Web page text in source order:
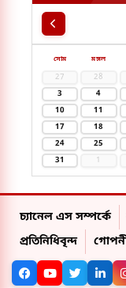
সোম মঙ্গল
27 28
3
4
10
11
17
18
24
25
31
1
চ্যানেল এস সম্পর্কে
প্রতিনিধিবৃন্দ